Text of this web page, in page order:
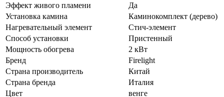
Эффект живого пламени
Да
Установка камина
Каминокомплект (дерево)
Нагревательный элемент
Стич-элемент
Способ установки
Пристенный
Мощность обогрева
2 кВт
Бренд
Firelight
Страна производитель
Китай
Страна бренда
Италия
Цвет
венге